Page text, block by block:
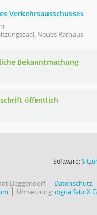
Verkehrsausschusses
Neues Rathaus
Bekanntmachung
öffentlich
Software:
Deggendorf
Datenschutz
Umsetzung:digitalfabriX